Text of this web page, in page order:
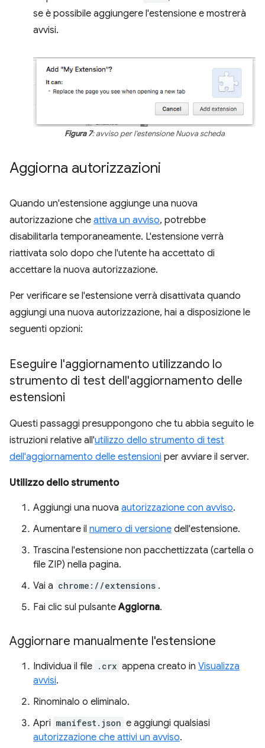
se è possibile aggiungere l'estensione e mostrerà
avvisi.
Figura 7: avviso per l'estensione Nuova scheda
Aggiorna autorizzazioni
Quando un'estensione aggiunge una nuova
autorizzazione che attiva un avviso, potrebbe
disabilitarla temporaneamente. L'estensione verrà
riattivata solo dopo che l'utente ha accettato di
accettare la nuova autorizzazione.
Per verificare se l'estensione verrà disattivata quando
aggiungi una nuova autorizzazione, hai a disposizione le
seguenti opzioni:
Eseguire l'aggiornamento utilizzando lo
strumento di test dell'aggiornamento delle
estensioni
Questi passaggi presuppongono che tu abbia seguito le
istruzioni relative all'utilizzo dello strumento di test
dell'aggiornamento delle estensioni per avviare il server.
Utilizzo dello strumento
Aggiungi una nuova autorizzazione con avviso.
Aumentare il numero di versione dell'estensione.
Trascina l'estensione non pacchettizzata (cartella o
file ZIP) nella pagina.
Vai a chrome://extensions .
Fai clic sul pulsanteAggiorna.
Aggiornare manualmente l'estensione
Individua il file .crx appena creato in Visualizza
avvisi.
Rinominalo o eliminalo.
Apri manifest.json e aggiungi qualsiasi
autorizzazione che attivi un avviso.